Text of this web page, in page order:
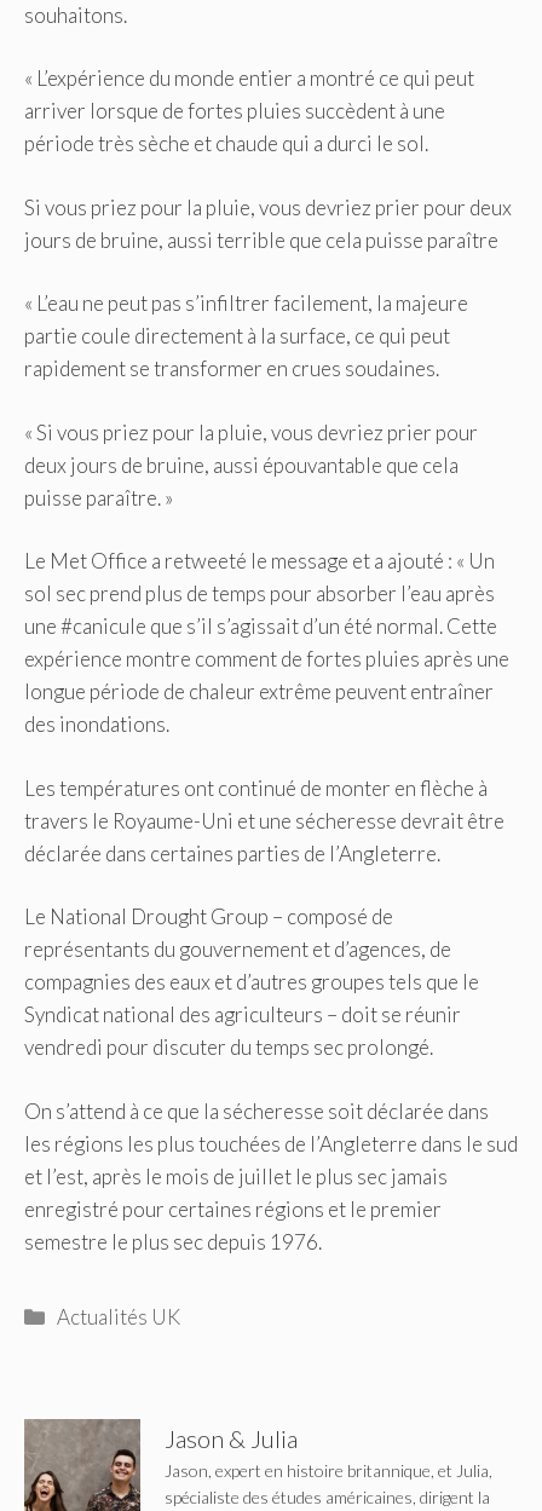
souhaitons.
« L’expérience du monde entier a montré ce qui peut
arriver lorsque de fortes pluies succèdent à une
période très sèche et chaude qui a durci le sol.
Si vous priez pour la pluie, vous devriez prier pour deux
jours de bruine, aussi terrible que cela puisse paraître
« L’eau ne peut pas s’infiltrer facilement, la majeure
partie coule directement à la surface, ce qui peut
rapidement se transformer en crues soudaines.
« Si vous priez pour la pluie, vous devriez prier pour
deux jours de bruine, aussi épouvantable que cela
puisse paraître. »
Le Met Office a retweeté le message et a ajouté : « Un
sol sec prend plus de temps pour absorber l’eau après
une #canicule que s’il s’agissait d’un été normal. Cette
expérience montre comment de fortes pluies après une
longue période de chaleur extrême peuvent entraîner
des inondations.
Les températures ont continué de monter en flèche à
travers le Royaume-Uni et une sécheresse devrait être
déclarée dans certaines parties de l’Angleterre.
Le National Drought Group – composé de
représentants du gouvernement et d’agences, de
compagnies des eaux et d’autres groupes tels que le
Syndicat national des agriculteurs – doit se réunir
vendredi pour discuter du temps sec prolongé.
On s’attend à ce que la sécheresse soit déclarée dans
les régions les plus touchées de l’Angleterre dans le sud
et l’est, après le mois de juillet le plus sec jamais
enregistré pour certaines régions et le premier
semestre le plus sec depuis 1976.
Catégories
Actualités UK
Jason & Julia
Jason, expert en histoire britannique, et Julia,
spécialiste des études américaines, dirigent la